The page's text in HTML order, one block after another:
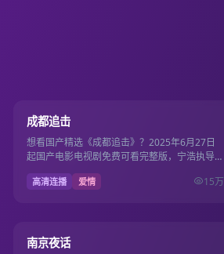
8.2
成都追击
想看国产精选《成都追击》？2025年6月27日
起国产电影电视剧免费可看完整版，宁浩执导，
刘涛、杨幂领衔，国产影视免费同步超清片源。
高清连播 爱情 15万
8.7
南京夜话